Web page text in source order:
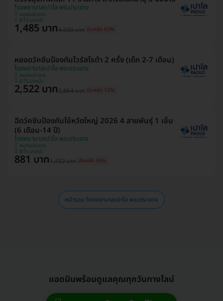
โรงพยาบาลเปาโล พระประแดง
สมุทรปราการ
BTS ปากน้ำ
1,485 บาท4,030 บาท ประหยัด 63%
หยอดวัคซีนป้องกันไวรัสโรต้า 2 ครั้ง (เด็ก 2-7 เดือน)
โรงพยาบาลเปาโล พระประแดง
สมุทรปราการ
BTS ปากน้ำ
2,522 บาท2,864 บาท ประหยัด 12%
ฉีดวัคซีนป้องกันไข้หวัดใหญ่ 2026 4 สายพันธุ์ 1 เข็ม
(6 เดือน-14 ปี)
โรงพยาบาลเปาโล พระประแดง
สมุทรปราการ
BTS ปากน้ำ
881 บาท1,332 บาท ประหยัด 34%
หน้ารวม โรงพยาบาลเปาโล พระประแดง
แอดมินพร้อมดูแลคุณทุกวันทางไลน์